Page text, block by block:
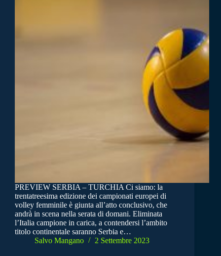
PREVIEW SERBIA – TURCHIA Ci siamo: la
trentatreesima edizione dei campionati europei di
volley femminile è giunta all’atto conclusivo, che
andrà in scena nella serata di domani. Eliminata
l’Italia campione in carica, a contendersi l’ambito
titolo continentale saranno Serbia e…
Salvo Mangano
2 Settembre 2023